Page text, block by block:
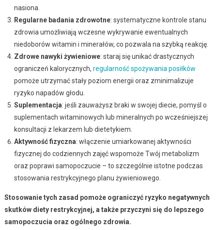
nasiona.
Regularne badania zdrowotne: systematyczne kontrole stanu
zdrowia umożliwiają wczesne wykrywanie ewentualnych
niedoborów witamin i minerałów, co pozwala na szybką reakcję.
Zdrowe nawyki żywieniowe: staraj się unikać drastycznych
ograniczeń kalorycznych, regularność spożywania posiłków
pomoże utrzymać stały poziom energii oraz zminimalizuje
ryzyko napadów głodu.
Suplementacja: jeśli zauważysz braki w swojej diecie, pomyśl o
suplementach witaminowych lub mineralnych po wcześniejszej
konsultacji z lekarzem lub dietetykiem.
Aktywność fizyczna: włączenie umiarkowanej aktywności
fizycznej do codziennych zajęć wspomoże Twój metabolizm
oraz poprawi samopoczucie – to szczególnie istotne podczas
stosowania restrykcyjnego planu żywieniowego.
Stosowanie tych zasad pomoże ograniczyć ryzyko negatywnych
skutków diety restrykcyjnej, a także przyczyni się do lepszego
samopoczucia oraz ogólnego zdrowia.